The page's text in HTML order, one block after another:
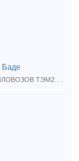
Баде
ЗАИНТЕРЕСОВАННЫ ПОКУПКОЙ ТЕПЛОВОЗОВ ТЭМ2.2ТЭ10.2М62.ДМ62.ТГК.ТГМ.ИДР в любом состояний